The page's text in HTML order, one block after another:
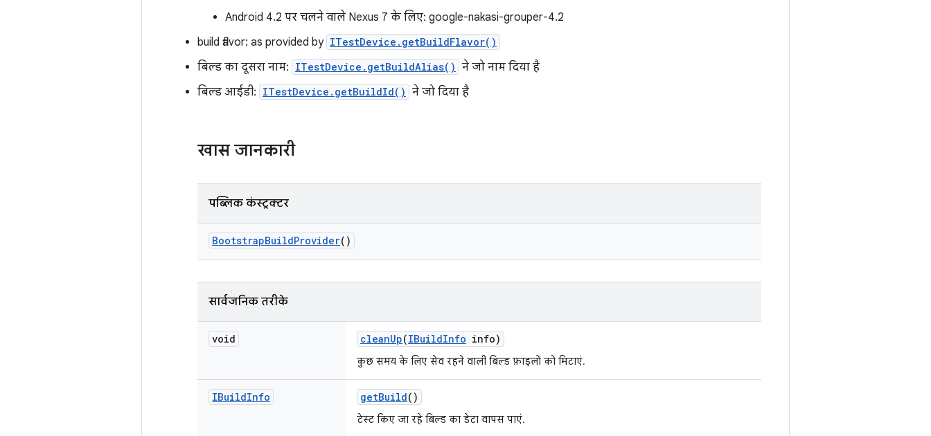
Android 4.2 पर चलने वाले Nexus 7 के लिए: google-nakasi-grouper-4.2
build flavor: as provided by ITestDevice.getBuildFlavor()
बिल्‍ड का दूसरा नाम: ITestDevice.getBuildAlias() ने जो नाम दिया है
बिल्ड आईडी: ITestDevice.getBuildId() ने जो दिया है
खास जानकारी
पब्लिक कंस्ट्रक्टर
BootstrapBuildProvider()
सार्वजनिक तरीके
void cleanUp(IBuildInfo info)
कुछ समय के लिए सेव रहने वाली बिल्ड फ़ाइलों को मिटाएं.
IBuildInfo getBuild()
टेस्ट किए जा रहे बिल्ड का डेटा वापस पाएं.